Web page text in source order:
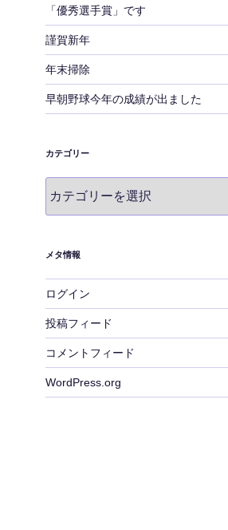
「優秀選手賞」です
謹賀新年
年末掃除
早朝野球今年の成績が出ました
カテゴリー
テ
ー
メタ情報
ログイン
投稿フィード
コメントフィード
WordPress.org